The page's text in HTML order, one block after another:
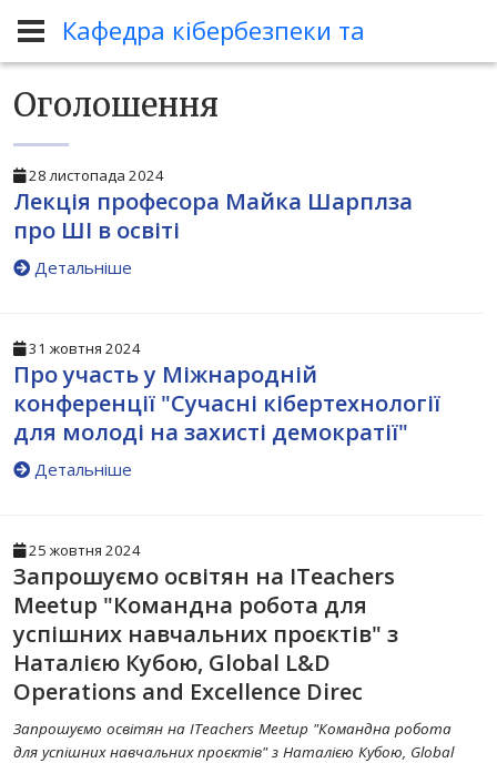
Кафедра кібербезпеки та
Викладачу Оголошення
Оголошення
28 листопада 2024
Лекція професора Майка Шарплза
про ШІ в освіті
Детальніше
31 жовтня 2024
Про участь у Міжнародній
конференції "Сучасні кібертехнології
для молоді на захисті демократії"
Детальніше
25 жовтня 2024
Запрошуємо освітян на ITeachers
Meetup "Командна робота для
успішних навчальних проєктів" з
Наталією Кубою, Global L&D
Operations and Excellence Direc
Запрошуємо освітян на ITeachers Meetup "Командна робота
для успішних навчальних проєктів" з Наталією Кубою, Global